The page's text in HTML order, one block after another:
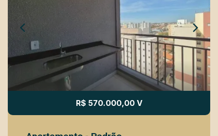
R$ 570.000,00 V